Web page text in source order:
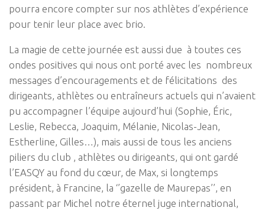
pourra encore compter sur nos athlètes d’expérience
pour tenir leur place avec brio.
La magie de cette journée est aussi due à toutes ces
ondes positives qui nous ont porté avec les nombreux
messages d’encouragements et de félicitations des
dirigeants, athlètes ou entraîneurs actuels qui n’avaient
pu accompagner l’équipe aujourd’hui (Sophie, Éric,
Leslie, Rebecca, Joaquim, Mélanie, Nicolas-Jean,
Estherline, Gilles…), mais aussi de tous les anciens
piliers du club , athlètes ou dirigeants, qui ont gardé
l’EASQY au fond du cœur, de Max, si longtemps
président, à Francine, la ‘’gazelle de Maurepas’’, en
passant par Michel notre éternel juge international,